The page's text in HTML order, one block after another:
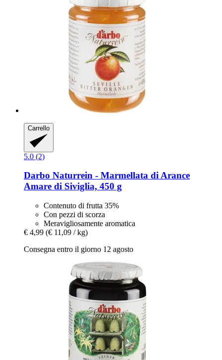
Carrello
5.0 (2)
Darbo Naturrein -​ Marmellata di Arance
Amare di Siviglia, 450 g
Contenuto di frutta 35%
Con pezzi di scorza
Meravigliosamente aromatica
€ 4,99 (€ 11,09 / kg)
Consegna entro il giorno 12 agosto